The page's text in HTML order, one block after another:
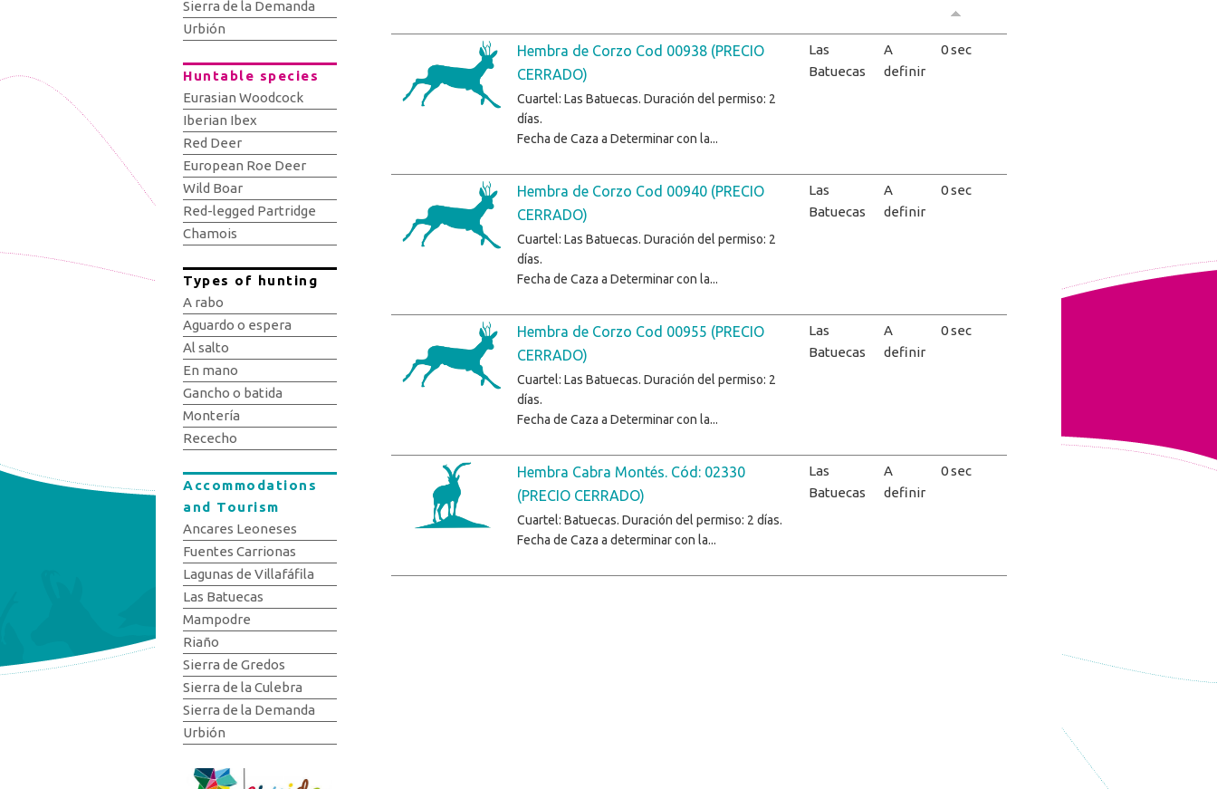
Hembra de Corzo Cod 00938 (PRECIO
CERRADO)
Cuartel: Las Batuecas. Duración del permiso: 2
días.
Fecha de Caza a Determinar con la...
Las
Batuecas
A
definir
0 sec
Hembra de Corzo Cod 00940 (PRECIO
CERRADO)
Cuartel: Las Batuecas. Duración del permiso: 2
días.
Fecha de Caza a Determinar con la...
Las
Batuecas
A
definir
0 sec
Hembra de Corzo Cod 00955 (PRECIO
CERRADO)
Cuartel: Las Batuecas. Duración del permiso: 2
días.
Fecha de Caza a Determinar con la...
Las
Batuecas
A
definir
0 sec
Hembra Cabra Montés. Cód: 02330
(PRECIO CERRADO)
Cuartel: Batuecas. Duración del permiso: 2 días.
Fecha de Caza a determinar con la...
Las
Batuecas
A
definir
0 sec
Sierra de la Demanda
Urbión
Huntable species
Eurasian Woodcock
Iberian Ibex
Red Deer
European Roe Deer
Wild Boar
Red-legged Partridge
Chamois
Types of hunting
A rabo
Aguardo o espera
Al salto
En mano
Gancho o batida
Montería
Rececho
Accommodations
and Tourism
Ancares Leoneses
Fuentes Carrionas
Lagunas de Villafáfila
Las Batuecas
Mampodre
Riaño
Sierra de Gredos
Sierra de la Culebra
Sierra de la Demanda
Urbión